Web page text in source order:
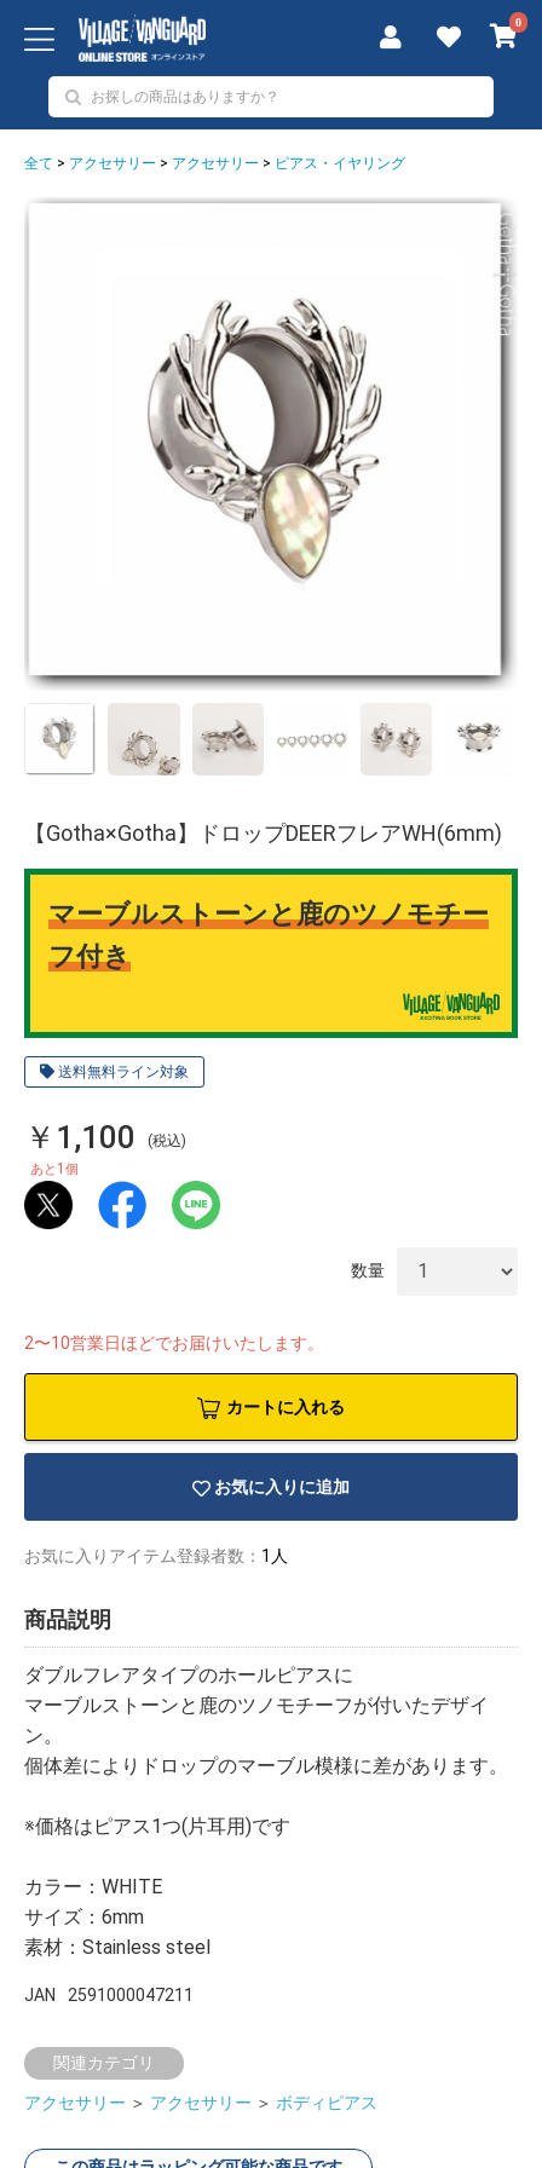
0
全て > アクセサリー > アクセサリー > ピアス・イヤリング
送料無料ライン対象
【Gotha×Gotha】ドロップDEERフレアWH(6mm)
マーブルストーンと鹿のツノモチー
フ付き
￥1,100 (税込)
あと 1 個
数量
2〜10営業日ほどでお届けいたします。
カートに入れる
お気に入りに追加
お気に入りアイテム登録者数： 1人
商品説明
ダブルフレアタイプのホールピアスに
マーブルストーンと鹿のツノモチーフが付いたデザイ
ン。
個体差によりドロップのマーブル模様に差があります。
※価格はピアス1つ(片耳用)です
カラー：WHITE
サイズ：6mm
素材：Stainless steel
JAN 2591000047211
関連カテゴリ
アクセサリー ＞ アクセサリー ＞ ボディピアス